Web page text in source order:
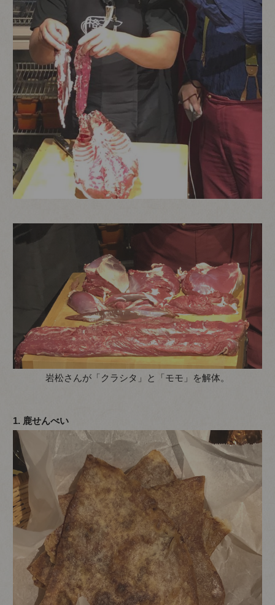
岩松さんが「クラシタ」と「モモ」を解体。
1. 鹿せんべい